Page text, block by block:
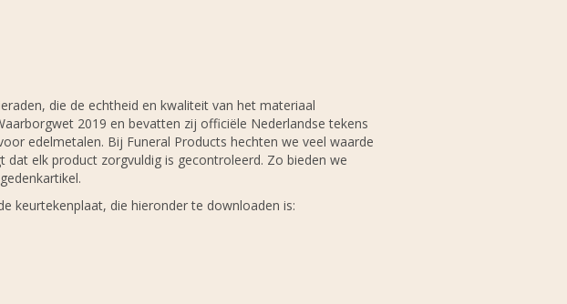
die de echtheid en kwaliteit van het materiaal
2019 en bevatten zij officiële Nederlandse tekens
edelmetalen. Bij Funeral Products hechten we veel waarde
elk product zorgvuldig is gecontroleerd. Zo bieden we
keurtekenplaat, die hieronder te downloaden is: